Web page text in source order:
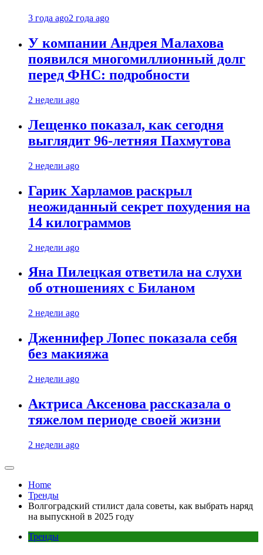
3 года ago2 года ago
У компании Андрея Малахова
появился многомиллионный долг
перед ФНС: подробности
2 недели ago
Лещенко показал, как сегодня
выглядит 96-летняя Пахмутова
2 недели ago
Гарик Харламов раскрыл
неожиданный секрет похудения на
14 килограммов
2 недели ago
Яна Пилецкая ответила на слухи
об отношениях с Биланом
2 недели ago
Дженнифер Лопес показала себя
без макияжа
2 недели ago
Актриса Аксенова рассказала о
тяжелом периоде своей жизни
2 недели ago
Home
Тренды
Волгоградский стилист дала советы, как выбрать наряд
на выпускной в 2025 году
Тренды